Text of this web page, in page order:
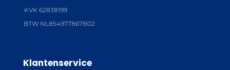
KVK 62838199
BTW NL854977867B02
Klantenservice